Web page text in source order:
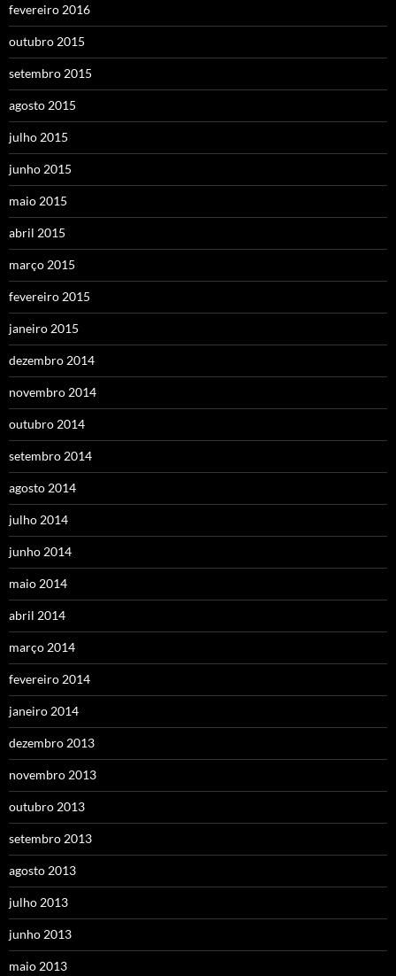
fevereiro 2016
outubro 2015
setembro 2015
agosto 2015
julho 2015
junho 2015
maio 2015
abril 2015
março 2015
fevereiro 2015
janeiro 2015
dezembro 2014
novembro 2014
outubro 2014
setembro 2014
agosto 2014
julho 2014
junho 2014
maio 2014
abril 2014
março 2014
fevereiro 2014
janeiro 2014
dezembro 2013
novembro 2013
outubro 2013
setembro 2013
agosto 2013
julho 2013
junho 2013
maio 2013